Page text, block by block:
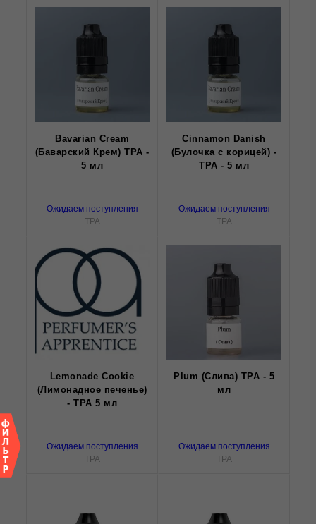
Bavarian Cream
(Баварский Крем) TPA -
5 мл
Ожидаем поступления
TPA
Cinnamon Danish
(Булочка с корицей) -
TPA - 5 мл
Ожидаем поступления
TPA
Lemonade Cookie
(Лимонадное печенье)
- TPA 5 мл
Ожидаем поступления
TPA
Plum (Слива) TPA - 5
мл
Ожидаем поступления
TPA